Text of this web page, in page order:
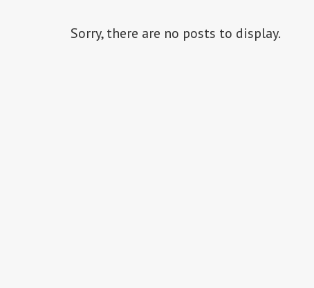
Sorry, there are no posts to display.